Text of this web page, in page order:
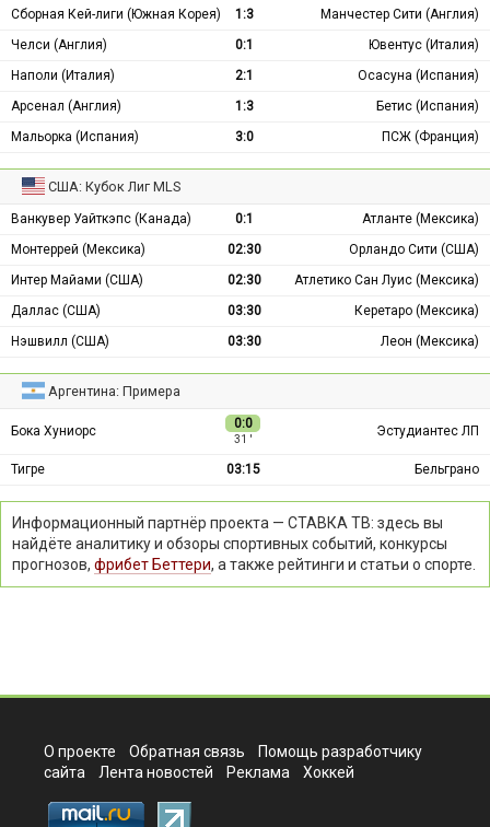
Сборная Кей-лиги (Южная Корея)
1:3
Манчестер Сити (Англия)
Челси (Англия)
0:1
Ювентус (Италия)
Наполи (Италия)
2:1
Осасуна (Испания)
Арсенал (Англия)
1:3
Бетис (Испания)
Мальорка (Испания)
3:0 ПСЖ (Франция)
США: Кубок Лиг MLS
Ванкувер Уайткэпс (Канада) 0:1
Атланте (Мексика)
Монтеррей (Мексика)
02:30
Орландо Сити (США)
Интер Майами (США)
02:30
Атлетико Сан Луис (Мексика)
Даллас (США)
03:30
Керетаро (Мексика)
Нэшвилл (США)
03:30 Леон (Мексика)
Аргентина: Примера
Бока Хуниорс 0:0
31 ′
Эстудиантес ЛП
Тигре 03:15 Бельграно
Информационный партнёр проекта — СТАВКА ТВ: здесь вы
найдёте аналитику и обзоры спортивных событий, конкурсы
прогнозов, фрибет Беттери, а также рейтинги и статьи о спорте.
О проекте Обратная связь
Помощь разработчику
сайта
Лента новостей Реклама Хоккей